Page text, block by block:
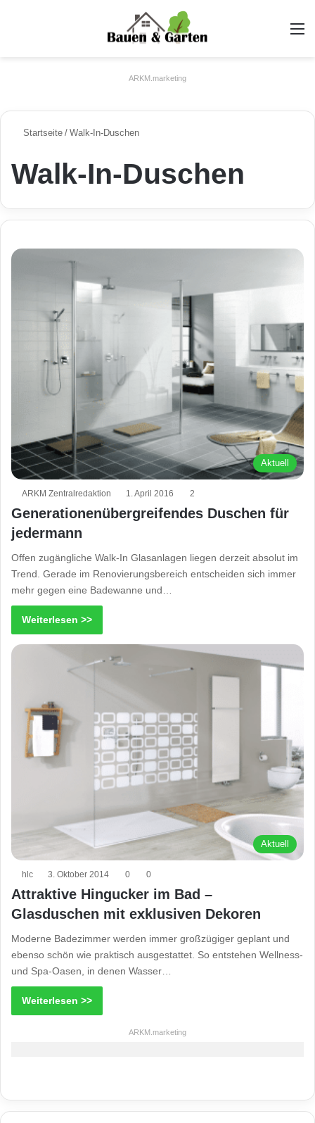
ARKM.marketing
Startseite / Walk-In-Duschen
Walk-In-Duschen
Aktuell
ARKM Zentralredaktion 1. April 2016 2
Generationenübergreifendes Duschen für
jedermann
Offen zugängliche Walk-In Glasanlagen liegen derzeit absolut im
Trend. Gerade im Renovierungsbereich entscheiden sich immer
mehr gegen eine Badewanne und…
Weiterlesen >>
Aktuell
hlc 3. Oktober 2014 0 0
Attraktive Hingucker im Bad –
Glasduschen mit exklusiven Dekoren
Moderne Badezimmer werden immer großzügiger geplant und
ebenso schön wie praktisch ausgestattet. So entstehen Wellness-
und Spa-Oasen, in denen Wasser…
Weiterlesen >>
ARKM.marketing